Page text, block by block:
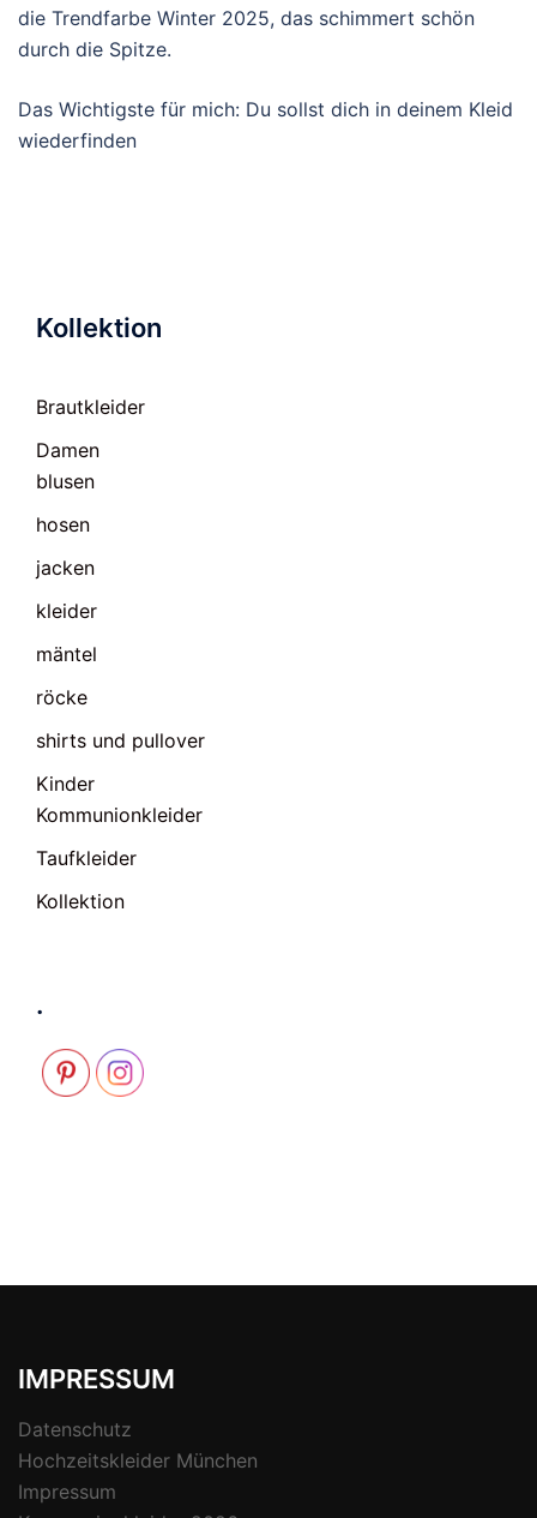
die Trendfarbe Winter 2025, das schimmert schön
durch die Spitze.
Das Wichtigste für mich: Du sollst dich in deinem Kleid
wiederfinden
Kollektion
Brautkleider
Damen
blusen
hosen
jacken
kleider
mäntel
röcke
shirts und pullover
Kinder
Kommunionkleider
Taufkleider
Kollektion
.
IMPRESSUM
Datenschutz
Hochzeitskleider München
Impressum